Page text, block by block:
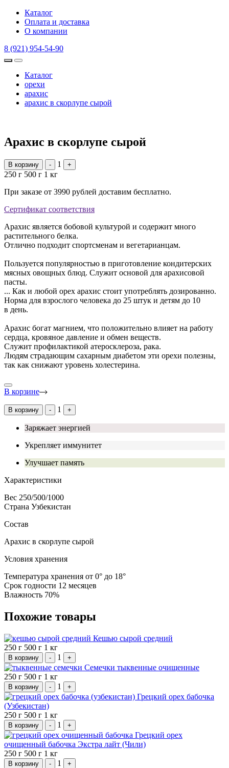
Каталог
Оплата и доставка
О компании
8 (921) 954-54-90
Каталог
орехи
арахис
арахис в скорлупе сырой
Арахис в скорлупе сырой
В корзину - 1 +
250 г 500 г 1 кг
При заказе от 3990 рублей доставим бесплатно.
Сертификат соответствия
Арахис является бобовой культурой и содержит много
растительного белка.
Отлично подходит спортсменам и вегетарианцам.
Пользуется популярностью в приготовление кондитерских
мясных овощных блюд. Служит основой для арахисовой
пасты.
... Как и любой орех арахис стоит употреблять дозированно.
Норма для взрослого человека до 25 штук и детям до 10
в день.
Арахис богат магнием, что положительно влияет на работу
сердца, кровяное давление и обмен веществ.
Служит профилактикой атеросклероза, рака.
Людям страдающим сахарным диабетом эти орехи полезны,
так как снижают уровень холестерина.
В корзине
В корзину - 1 +
Заряжает энергией
Укрепляет иммунитет
Улучшает память
Характеристики
Вес 250/500/1000
Страна Узбекистан
Состав
Арахис в скорлупе сырой
Условия хранения
Температура хранения от 0° до 18°
Срок годности 12 месяцев
Влажность 70%
Похожие товары
Кешью сырой средний
250 г 500 г 1 кг
В корзину - 1 +
Семечки тыквенные очищенные
250 г 500 г 1 кг
В корзину - 1 +
Грецкий орех бабочка
(Узбекистан)
250 г 500 г 1 кг
В корзину - 1 +
Грецкий орех
очищенный бабочка Экстра лайт (Чили)
250 г 500 г 1 кг
В корзину - 1 +